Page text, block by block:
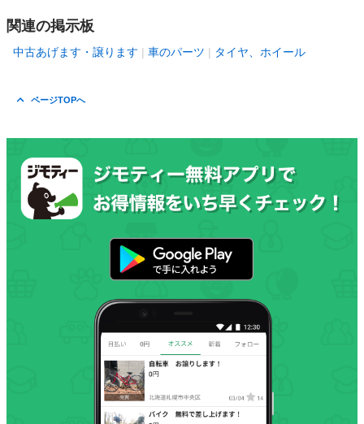
関連の掲示板
中古あげます・譲ります 車のパーツ タイヤ、ホイール
ページTOPへ